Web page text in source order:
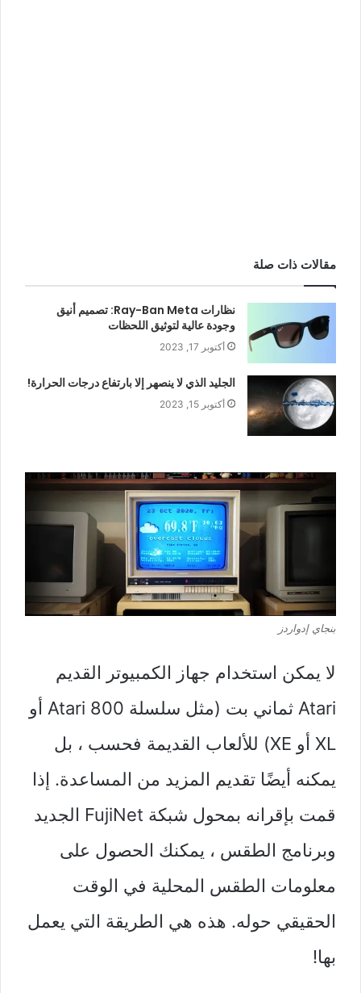
مقالات ذات صلة
نظارات Ray-Ban Meta: تصميم أنيق
وجودة عالية لتوثيق اللحظات
أكتوبر 17, 2023
الجليد الذي لا ينصهر إلا بارتفاع درجات الحرارة!
أكتوبر 15, 2023
بنجاي إدواردز
لا يمكن استخدام جهاز الكمبيوتر القديم
Atari ثماني بت (مثل سلسلة Atari 800 أو
XL أو XE) للألعاب القديمة فحسب ، بل
يمكنه أيضًا تقديم المزيد من المساعدة. إذا
قمت بإقرانه بمحول شبكة FujiNet الجديد
وبرنامج الطقس ، يمكنك الحصول على
معلومات الطقس المحلية في الوقت
الحقيقي حوله. هذه هي الطريقة التي يعمل
بها!